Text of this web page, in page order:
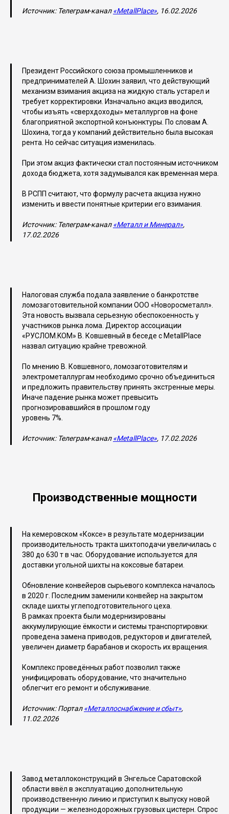
Источник: Телеграм-канал«MetallPlace», 16.02.2026
Президент Российского союза промышленников и
предпринимателей А. Шохин заявил, что действующий
механизм взимания акциза на жидкую сталь устарел и
требует корректировки. Изначально акциз вводился,
чтобы изъять «сверхдоходы» металлургов на фоне
благоприятной экспортной конъюнктуры. По словам А.
Шохина, тогда у компаний действительно была высокая
рента. Но сейчас ситуация изменилась.
При этом акциз фактически стал постоянным источником
дохода бюджета, хотя задумывался как временная мера.
В РСПП считают, что формулу расчета акциза нужно
изменить и ввести понятные критерии его взимания.
Источник: Телеграм-канал«Металл и Минерал»,
17.02.2026
Налоговая служба подала заявление о банкротстве
ломозаготовительной компании ООО «Новоросметалл».
Эта новость вызвала серьезную обеспокоенность у
участников рынка лома. Директор ассоциации
«РУСЛОМ.KОМ» В. Ковшевный в беседе с MetallPlace
назвал ситуацию крайне тревожной.
По мнению В. Ковшевного, ломозаготовителям и
электрометаллургам необходимо срочно объединиться
и предложить правительству принять экстренные меры.
Иначе падение рынка может превысить
прогнозировавшийся в прошлом году
уровень 7%.
Источник: Телеграм-канал«MetallPlace», 17.02.2026
Производственные мощности
На кемеровском «Коксе» в результате модернизации
производительность тракта шихтоподачи увеличилась с
380 до 630 т в час. Оборудование используется для
доставки угольной шихты на коксовые батареи.
Обновление конвейеров сырьевого комплекса началось
в 2020 г. Последним заменили конвейер на закрытом
складе шихты углеподготовительного цеха.
В рамках проекта были модернизированы
аккумулирующие ёмкости и системы транспортировки:
проведена замена приводов, редукторов и двигателей,
увеличен диаметр барабанов и скорость их вращения.
Комплекс проведённых работ позволил также
унифицировать оборудование, что значительно
облегчит его ремонт и обслуживание.
Источник: Портал«Металлоснабжение и сбыт»,
11.02.2026
Завод металлоконструкций в Энгельсе Саратовской
области ввёл в эксплуатацию дополнительную
производственную линию и приступил к выпуску новой
продукции — железнодорожных грузовых цистерн. Спрос